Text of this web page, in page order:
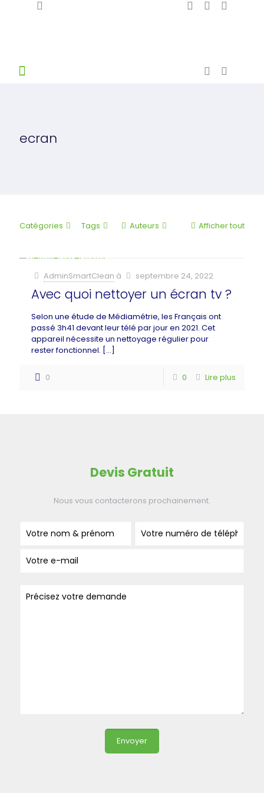
ecran
Catégories Tags Auteurs Afficher tout
AdminSmartClean à septembre 24, 2022
Avec quoi nettoyer un écran tv ?
Selon une étude de Médiamétrie, les Français ont
passé 3h41 devant leur télé par jour en 2021. Cet
appareil nécessite un nettoyage régulier pour
rester fonctionnel. […]
0 0 Lire plus
Devis Gratuit
Nous vous contacterons prochainement.